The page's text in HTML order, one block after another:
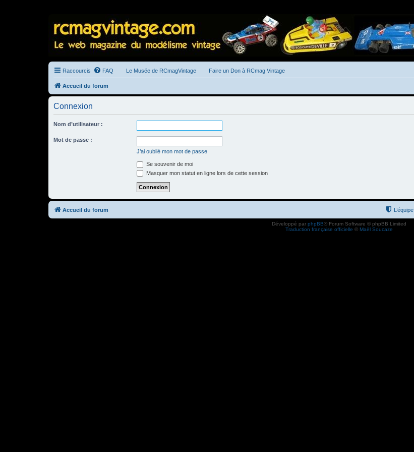
Raccourcis FAQ Le Musée de RCmagVintage Faire un Don à RCmag Vintage
Accueil du forum
Connexion
Nom d’utilisateur :
Mot de passe :
J’ai oublié mon mot de passe
Se souvenir de moi
Masquer mon statut en ligne lors de cette session
Accueil du forum L’équipe
Développé par phpBB® Forum Software © phpBB Limited
Traduction française officielle © Maël Soucaze